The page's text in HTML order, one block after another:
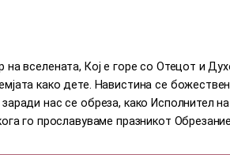
на вселената, Кој е горе со Отецот и
како дете. Навистина се
нас се обреза, како Исполнител на
го прославуваме празникот